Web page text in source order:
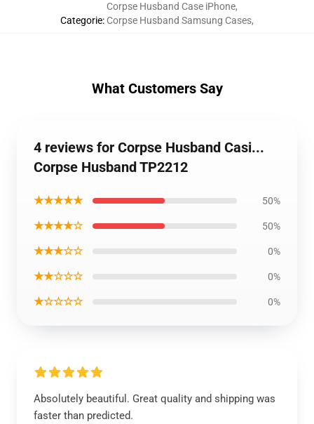
Categorie:
Corpse Husband Case iPhone,
Corpse Husband Samsung Cases,
What Customers Say
4 reviews for Corpse Husband Casi...
Corpse Husband TP2212
★★★★★ 50%
★★★★☆ 50%
★★★☆☆ 0%
★★☆☆☆ 0%
★☆☆☆☆ 0%
Absolutely beautiful. Great quality and shipping was
faster than predicted.